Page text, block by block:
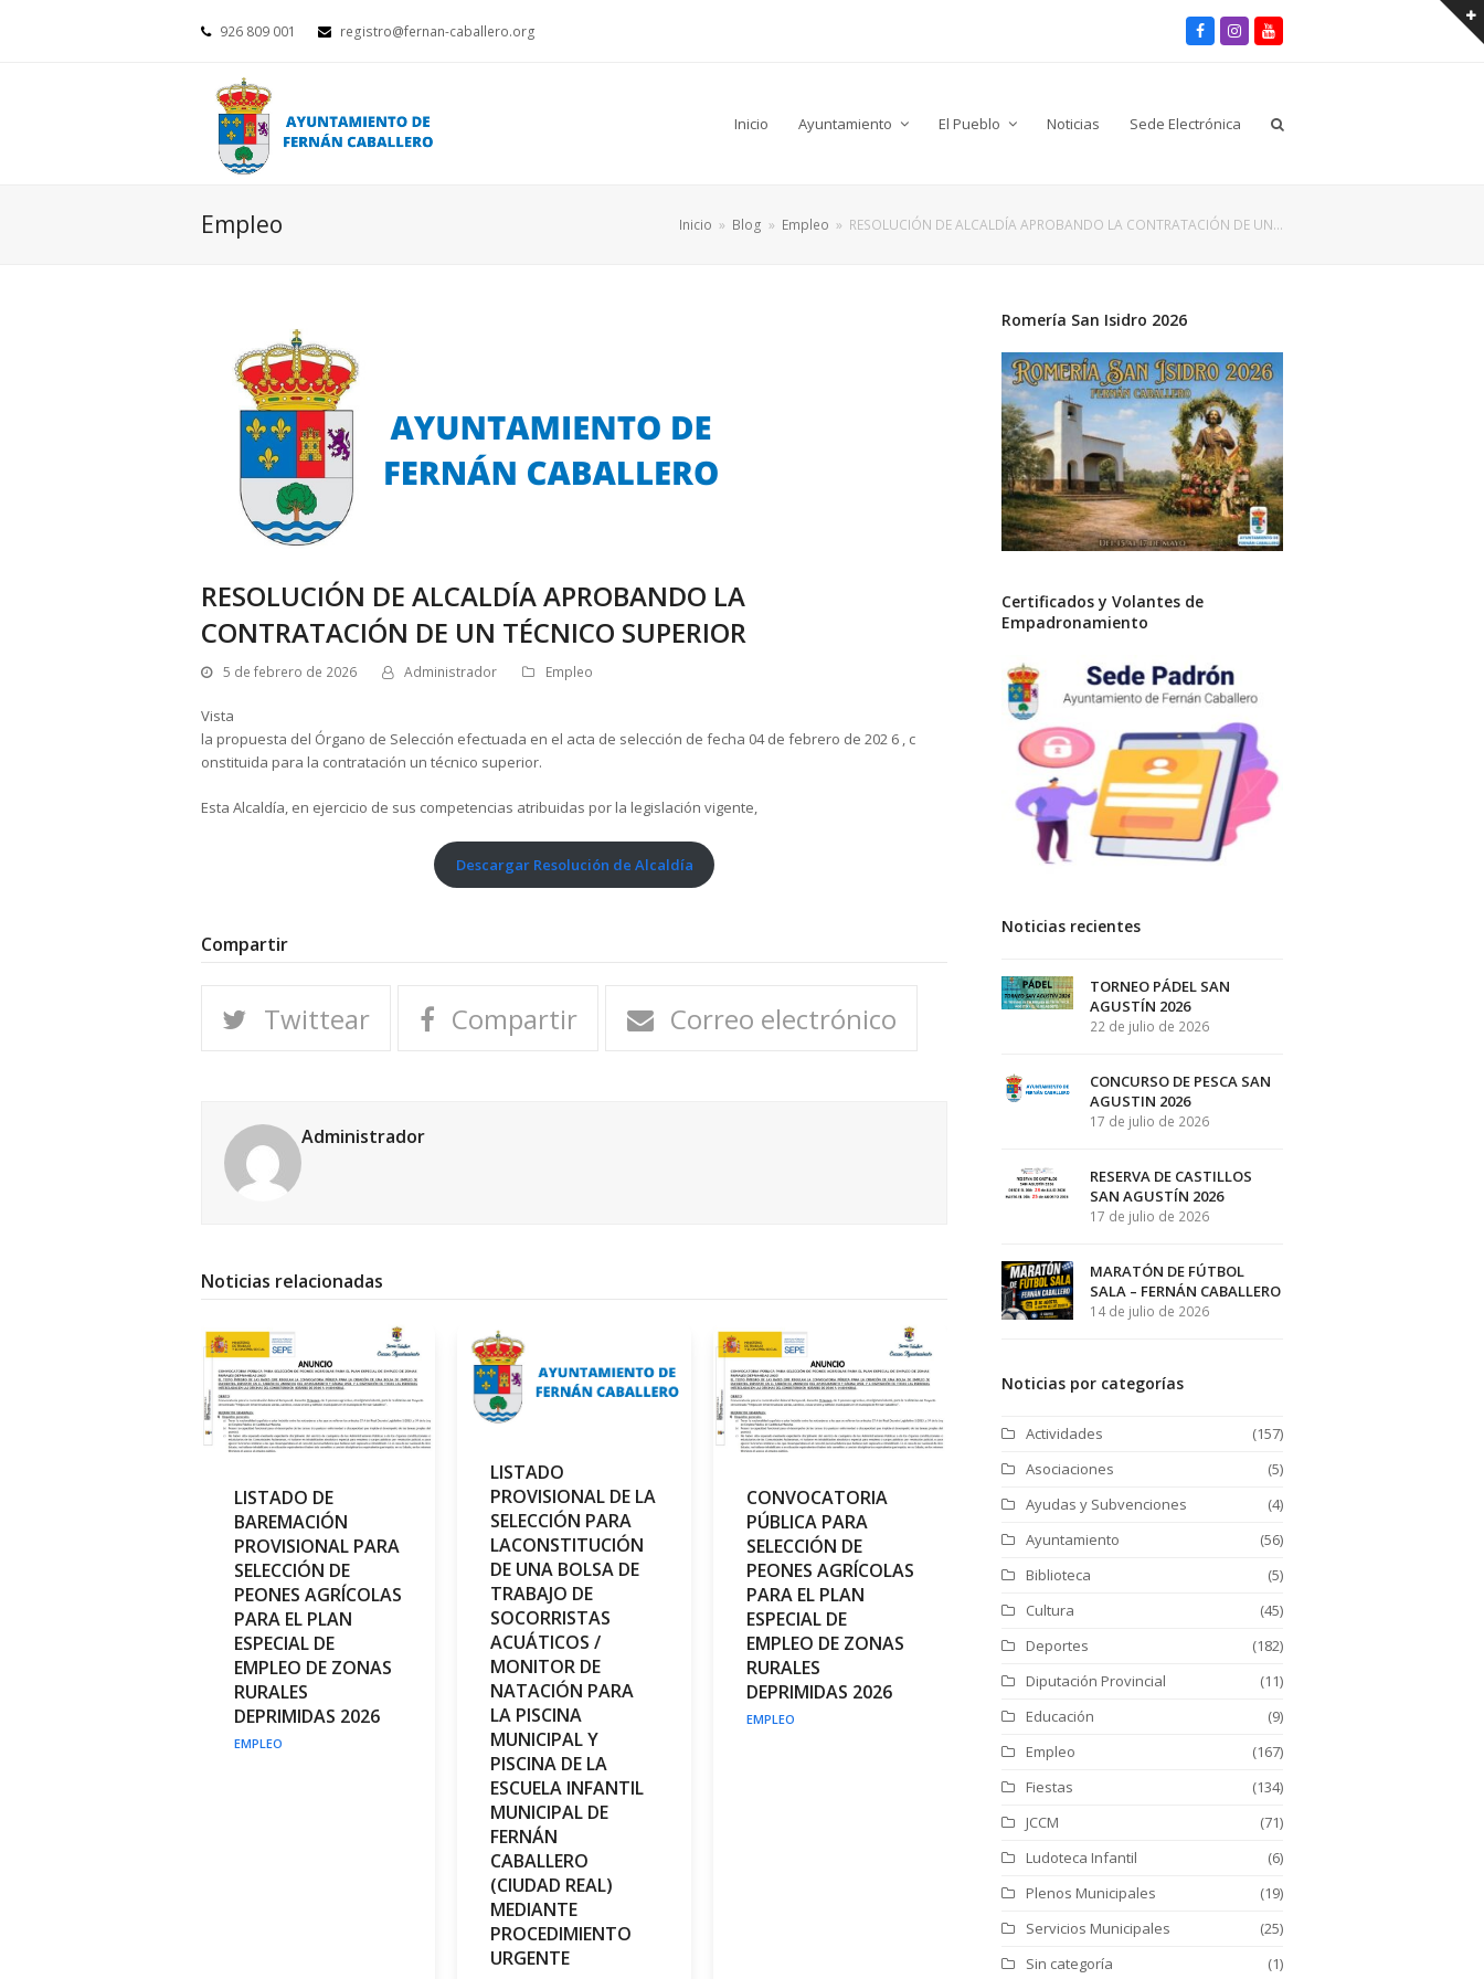
926 809 001 registro@fernan-caballero.org Facebook
Instagram
Youtube
Inicio Ayuntamiento El Pueblo Noticias Sede Electrónica
Empleo Inicio » Blog » Empleo » RESOLUCIÓN DE ALCALDÍA APROBANDO LA CONTRATACIÓN DE UN…
RESOLUCIÓN DE ALCALDÍA APROBANDO LA
CONTRATACIÓN DE UN TÉCNICO SUPERIOR
5 de febrero de 2026 Administrador Empleo
Vista
la propuesta del Órgano de Selección efectuada en el acta de selección de fecha 04 de febrero de 202 6 , c
onstituida para la contratación un técnico superior.
Esta Alcaldía, en ejercicio de sus competencias atribuidas por la legislación vigente,
Descargar Resolución de Alcaldía
Compartir
Twittear Compartir Correo electrónico
Administrador
Noticias relacionadas
LISTADO DE
BAREMACIÓN
PROVISIONAL PARA
SELECCIÓN DE
PEONES AGRÍCOLAS
PARA EL PLAN
ESPECIAL DE
EMPLEO DE ZONAS
RURALES
DEPRIMIDAS 2026
EMPLEO
LISTADO
PROVISIONAL DE LA
SELECCIÓN PARA
LACONSTITUCIÓN
DE UNA BOLSA DE
TRABAJO DE
SOCORRISTAS
ACUÁTICOS /
MONITOR DE
NATACIÓN PARA
LA PISCINA
MUNICIPAL Y
PISCINA DE LA
ESCUELA INFANTIL
MUNICIPAL DE
FERNÁN
CABALLERO
(CIUDAD REAL)
MEDIANTE
PROCEDIMIENTO
URGENTE
CONVOCATORIA
PÚBLICA PARA
SELECCIÓN DE
PEONES AGRÍCOLAS
PARA EL PLAN
ESPECIAL DE
EMPLEO DE ZONAS
RURALES
DEPRIMIDAS 2026
EMPLEO
Romería San Isidro 2026
Certificados y Volantes de
Empadronamiento
Noticias recientes
TORNEO PÁDEL SAN
AGUSTÍN 2026
22 de julio de 2026
CONCURSO DE PESCA SAN
AGUSTIN 2026
17 de julio de 2026
RESERVA DE CASTILLOS
SAN AGUSTÍN 2026
17 de julio de 2026
MARATÓN DE FÚTBOL
SALA – FERNÁN CABALLERO
14 de julio de 2026
Noticias por categorías
Actividades
(157)
Asociaciones
(5)
Ayudas y Subvenciones
(4)
Ayuntamiento
(56)
Biblioteca
(5)
Cultura
(45)
Deportes
(182)
Diputación Provincial
(11)
Educación
(9)
Empleo
(167)
Fiestas
(134)
JCCM
(71)
Ludoteca Infantil
(6)
Plenos Municipales
(19)
Servicios Municipales
(25)
Sin categoría
(1)